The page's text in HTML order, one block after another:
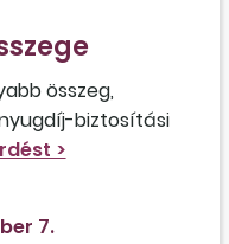
összeg,
biztosítási
akinek jelenleg
7.